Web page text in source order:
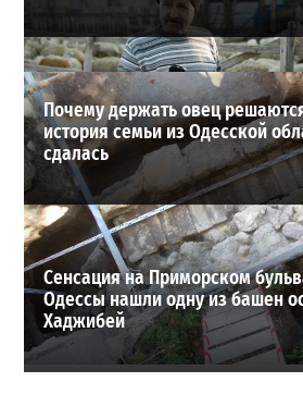
Почему держать овец
история семьи из Одесской
сдалась
Сенсация на Приморском
Одессы нашли одну из башен
Хаджибей